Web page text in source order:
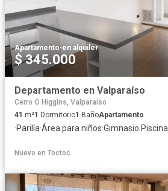
Apartamento·en alquiler
$ 345.000
Departamento en Valparaíso
Cerro O Higgins, Valparaíso
41 m²1 Dormitorio1 BañoApartamento
·Parilla·Área para niños·Gimnasio·Piscina
Nuevo en Toctoc